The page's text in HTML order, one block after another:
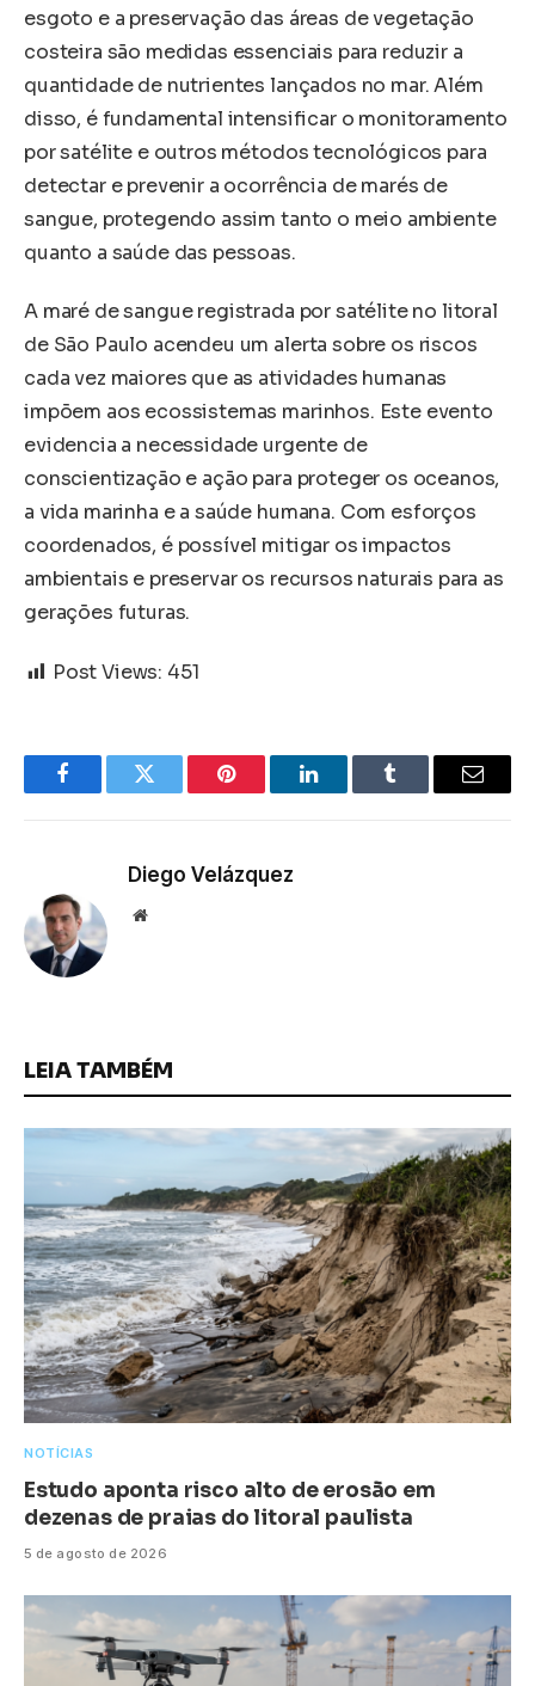
esgoto e a preservação das áreas de vegetação
costeira são medidas essenciais para reduzir a
quantidade de nutrientes lançados no mar. Além
disso, é fundamental intensificar o monitoramento
por satélite e outros métodos tecnológicos para
detectar e prevenir a ocorrência de marés de
sangue, protegendo assim tanto o meio ambiente
quanto a saúde das pessoas.
A maré de sangue registrada por satélite no litoral
de São Paulo acendeu um alerta sobre os riscos
cada vez maiores que as atividades humanas
impõem aos ecossistemas marinhos. Este evento
evidencia a necessidade urgente de
conscientização e ação para proteger os oceanos,
a vida marinha e a saúde humana. Com esforços
coordenados, é possível mitigar os impactos
ambientais e preservar os recursos naturais para as
gerações futuras.
Post Views: 451
FacebookTwitter Pinterest LinkedInTumblr Email
Diego Velázquez
Website
LEIA TAMBÉM
NOTÍCIAS
Estudo aponta risco alto de erosão em
dezenas de praias do litoral paulista
5 de agosto de 2026